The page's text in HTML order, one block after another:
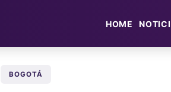
HOME
BOGOTÁ